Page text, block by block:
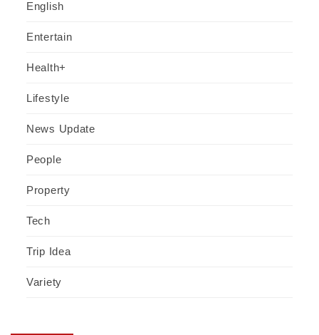
English
Entertain
Health+
Lifestyle
News Update
People
Property
Tech
Trip Idea
Variety